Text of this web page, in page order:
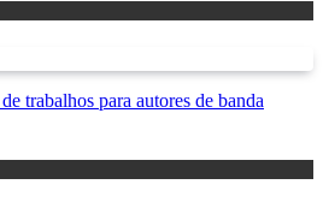
trabalhos para autores de banda